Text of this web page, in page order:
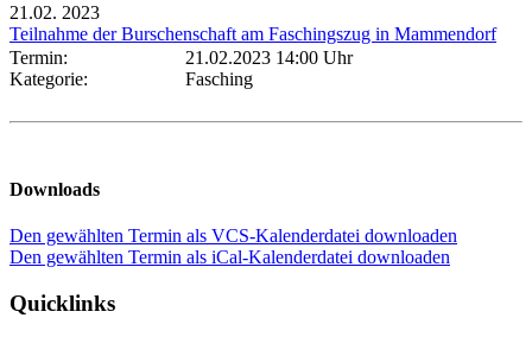
21.02. 2023
Teilnahme der Burschenschaft am Faschingszug in Mammendorf
Termin:
21.02.2023 14:00 Uhr
Kategorie:
Fasching
Downloads
Den gewählten Termin als VCS-Kalenderdatei downloaden
Den gewählten Termin als iCal-Kalenderdatei downloaden
Quicklinks